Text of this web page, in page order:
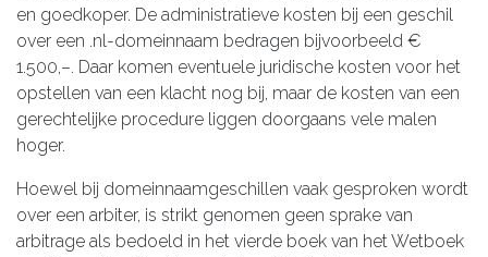
en goedkoper. De administratieve kosten bij een geschil
over een .nl-domeinnaam bedragen bijvoorbeeld €
1.500,–. Daar komen eventuele juridische kosten voor het
opstellen van een klacht nog bij, maar de kosten van een
gerechtelijke procedure liggen doorgaans vele malen
hoger.
Hoewel bij domeinnaamgeschillen vaak gesproken wordt
over een arbiter, is strikt genomen geen sprake van
arbitrage als bedoeld in het vierde boek van het Wetboek